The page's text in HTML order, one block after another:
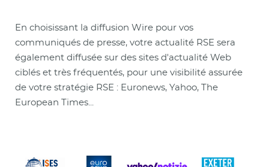
En choisissant la diffusion Wire pour vos
communiqués de presse, votre actualité RSE sera
également diffusée sur des sites d'actualité Web
ciblés et très fréquentés, pour une visibilité assurée
de votre stratégie RSE : Euronews, Yahoo, The
European Times...